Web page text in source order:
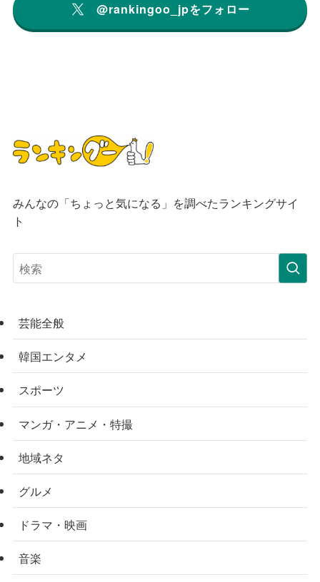
@rankingoo_jpをフォロー
みんなの「ちょっと気になる」を調べたランキングサイ
ト
芸能全般
韓国エンタメ
スポーツ
マンガ・アニメ・特撮
地域ネタ
グルメ
ドラマ・映画
音楽